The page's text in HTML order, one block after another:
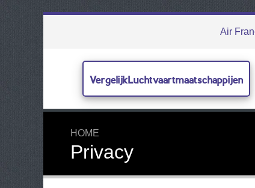
Air
VergelijkLuchtvaartmaatschappijen
HOME
Privacy